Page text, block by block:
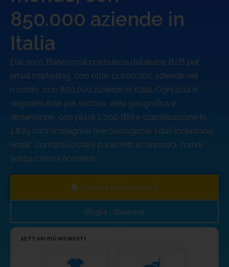
Ordini, validazione e consegna sono sempre operative.
Fino al 23 agosto , approfitta della promo online:
1 Database,-60% da 2 Database .
Offerta valida fino al 23 agosto 2026 esclusivamente per gli acquisti online.
estivo. Non cumulabile con altre promozioni o sconti.
Sblocca il -60%!
850.000 aziende in
Italia
Dal 2001 Bancomail costruisce database B2B per
email marketing, con oltre 11.000.000 aziende nel
mondo, con 850.000 aziende in Italia. Ogni lista è
segmentabile per settore, area geografica e
dimensione, con più di 2.000 filtri e classificazione in
1.879 microcategorie merceologiche. I dati includono
email, contatti social e parametri economici, forniti
senza canoni ricorrenti.
Richiedi un preventivo
Sfoglia i database
SETTORI PIÙ RICHIESTI